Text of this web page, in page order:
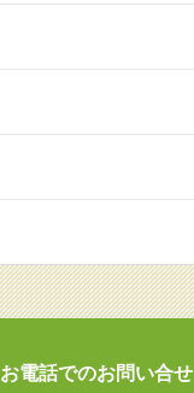
お電話でのお問い合せ